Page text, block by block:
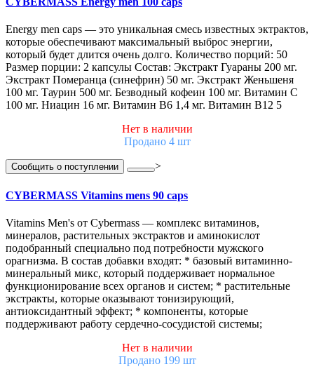
Energy men caps — это уникальная смесь известных эктрактов,
которые обеспечивают максимальный выброс энергии,
который будет длится очень долго. Количество порций: 50
Размер порции: 2 капсулы Состав: Экстракт Гуараны 200 мг.
Экстракт Померанца (синефрин) 50 мг. Экстракт Женьшеня
100 мг. Таурин 500 мг. Безводный кофеин 100 мг. Витамин С
100 мг. Ниацин 16 мг. Витамин В6 1,4 мг. Витамин В12 5
Нет в наличии
Продано 4 шт
Сообщить о поступлении >
CYBERMASS Vitamins mens 90 caps
Vitamins Men's от Cybermass — комплекс витаминов,
минералов, растительных экстрактов и аминокислот
подобранный специально под потребности мужского
орагнизма. В состав добавки входят: * базовый витаминно-
минеральный микс, который поддерживает нормальное
функционирование всех органов и систем; * растительные
экстракты, которые оказывают тонизирующий,
антиоксидантный эффект; * компоненты, которые
поддерживают работу сердечно-сосудистой системы;
Нет в наличии
Продано 199 шт